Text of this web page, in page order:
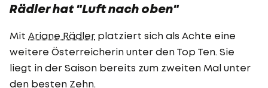
Rädler hat "Luft nach oben"
Mit Ariane Rädler platziert sich als Achte eine
weitere Österreicherin unter den Top Ten. Sie
liegt in der Saison bereits zum zweiten Mal unter
den besten Zehn.